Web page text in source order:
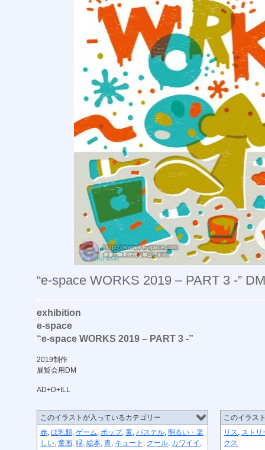
“e-space WORKS 2019 – PART 3 -” DM
exhibition
e-space
“e-space WORKS 2019 – PART 3 -”
2019制作
展覧会用DM
AD+D+ILL
このイラストが入っているカテゴリー
赤, ほ乳類, ゲーム, ポップ, 黄, パステル, 明るい・楽
しい, 童画, 緑, 絵本, 青, キュート , クール, カワイイ ,
このイラス
リス, ストリ
クス